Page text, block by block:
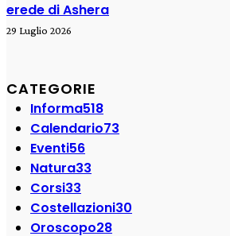
erede di Ashera
29 Luglio 2026
CATEGORIE
Informa518
Calendario73
Eventi56
Natura33
Corsi33
Costellazioni30
Oroscopo28